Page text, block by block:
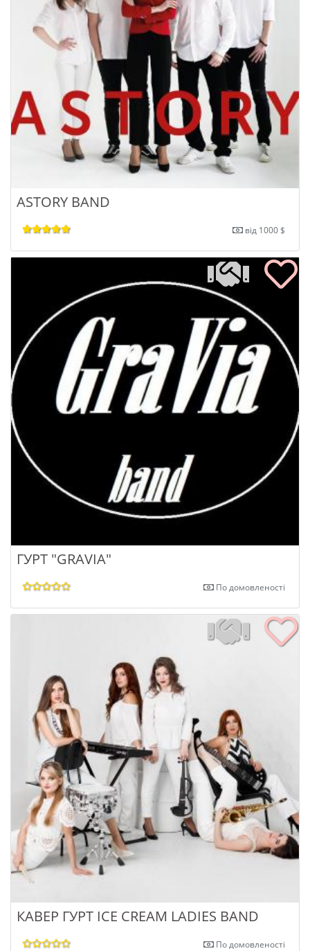
ASTORY BAND
від 1000 $
ГУРТ "GRAVIA"
По домовленості
КАВЕР ГУРТ ICE CREAM LADIES BAND
По домовленості